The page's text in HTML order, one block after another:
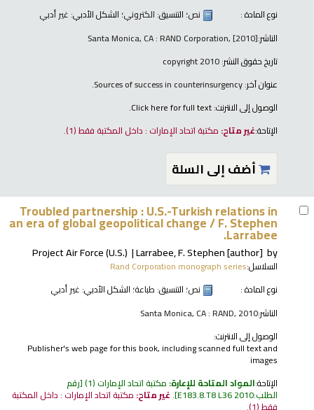
نوع المادة :
نص؛ التنسيق: الكتروني؛ الشكل الأدبي: غير أدبي
الناشر:Santa Monica, CA : RAND Corporation, [2010]
تاريخ حقوق النشر:
عنوان آخر:Sources of success in counterinsurgency.
الوصول إلى الانترنت:Click here for full text.
الإتاحة:غير متاح: مكتبة اتحاد الإمارات : داخل المكتبة فقط(1).
أضف إلى السلة
Troubled partnership : U.S.-Turkish relations in
an era of global geopolitical change /F. Stephen
Larrabee.
by
Larrabee, F. Stephen[author]
Project Air Force (U.S.)
السلاسل:Rand Corporation monograph series
نوع المادة :
نص؛ التنسيق: طباعة؛ الشكل الأدبي: غير أدبي
الناشر:Santa Monica, CA : RAND, 2010
الوصول إلى الانترنت:
Publisher's web page for this book, including scanned full text and
images
الإتاحة:المواد المتاحة للإعارة: مكتبة اتحاد الإمارات (1) رقم
الطلب:E183.8.T8 L36 2010
.غير متاح: مكتبة اتحاد الإمارات : داخل المكتبة